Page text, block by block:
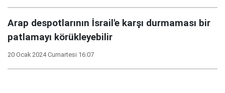
Arap despotlarının İsrail'e karşı durmaması bir
patlamayı körükleyebilir
20 Ocak 2024 Cumartesi 16:07